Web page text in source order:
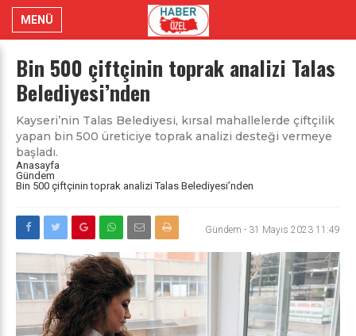
MENÜ
Bin 500 çiftçinin toprak analizi Talas
Belediyesi’nden
Kayseri’nin Talas Belediyesi, kırsal mahallelerde çiftçilik
yapan bin 500 üreticiye toprak analizi desteği vermeye
başladı.
Anasayfa
Gündem
Bin 500 çiftçinin toprak analizi Talas Belediyesi’nden
Gündem - 31 Mayıs 2023 11:49